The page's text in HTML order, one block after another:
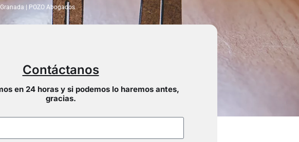
| POZO Abogados
Contáctanos
en 24 horas y si podemos lo haremos antes,
gracias.